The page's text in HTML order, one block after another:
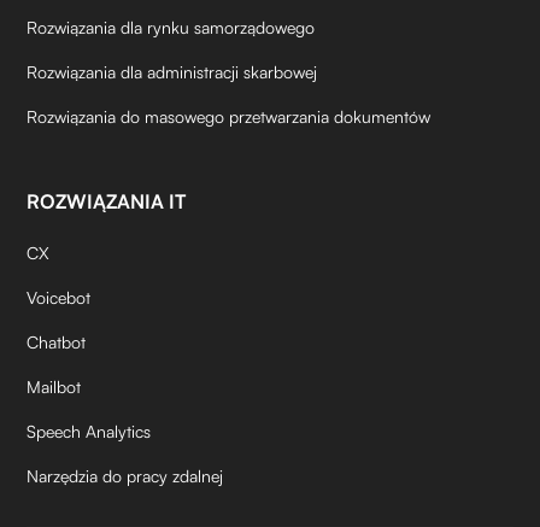
Rozwiązania dla rynku samorządowego
Rozwiązania dla administracji skarbowej
Rozwiązania do masowego przetwarzania dokumentów
ROZWIĄZANIA IT
CX
Voicebot
Chatbot
Mailbot
Speech Analytics
Narzędzia do pracy zdalnej